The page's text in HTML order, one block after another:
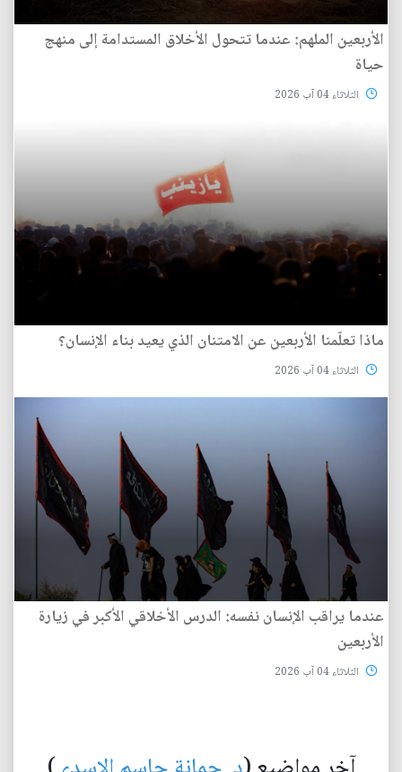
الأربعين الملهم: عندما تتحول الأخلاق المستدامة إلى منهج
حياة
الثلاثاء 04 آب 2026
ماذا تعلّمنا الأربعين عن الامتنان الذي يعيد بناء الإنسان؟
الثلاثاء 04 آب 2026
عندما يراقب الإنسان نفسه: الدرس الأخلاقي الأكبر في زيارة
الأربعين
الثلاثاء 04 آب 2026